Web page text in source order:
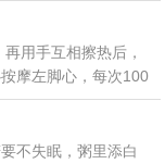
用手互相擦热后，
摩左脚心，每次100
不失眠，粥里添白